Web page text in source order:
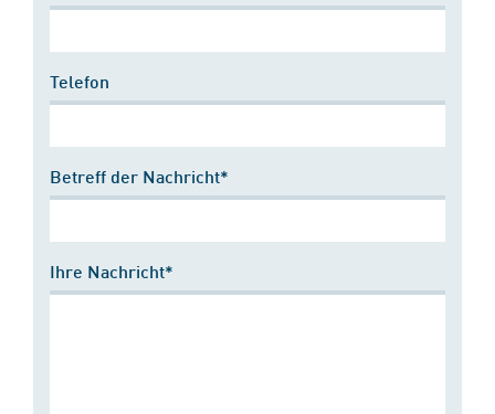
Telefon
Betreff der Nachricht*
Ihre Nachricht*